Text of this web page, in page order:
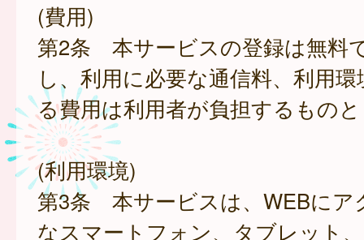
(費用)
第2条 本サービスの登録は無料
し、利用に必要な通信料、利用
る費用は利用者が負担するもの
(利用環境)
第3条 本サービスは、WEBにア
なスマートフォン、タブレット